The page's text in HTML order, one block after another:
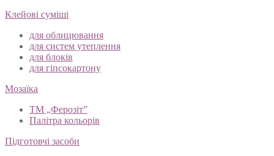
Клейові суміші
для облицювання
для систем утеплення
для блоків
для гіпсокартону
Мозаїка
ТМ „Ферозіт”
Палітра кольорів
Підготовчі засоби